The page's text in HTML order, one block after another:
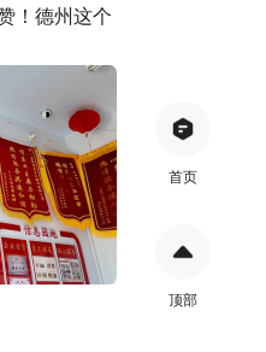
！德州这个
首页
顶部